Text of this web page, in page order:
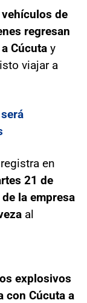
de
regresan
Cúcuta y
viajar a
en
21 de
la empresa
al
explosivos
con Cúcuta a